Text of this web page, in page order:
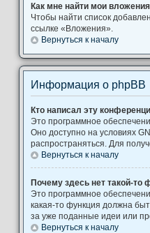
Как мне найти мои
Чтобы найти список
ссылке «Вложения».
Вернуться к началу
Информация о phpBB
Кто написал эту
Это программное
Оно доступно на условиях
распространяться. Для
Вернуться к началу
Почему здесь нет такой-то
Это программное
какая-то функция должна
за уже поданные идеи или
Вернуться к началу